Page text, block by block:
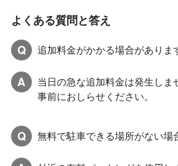
よくある質問と答え
Q
追加料金がかかる場合がありま
A
当日の急な追加料金は発生し
事前におしらせください。
Q 無料で駐車できる場所がない場